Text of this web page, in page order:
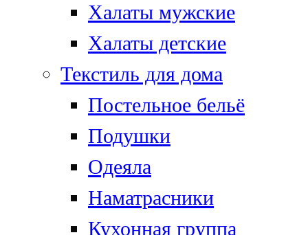
Халаты мужские
Халаты детские
Текстиль для дома
Постельное бельё
Подушки
Одеяла
Наматрасники
Кухонная группа